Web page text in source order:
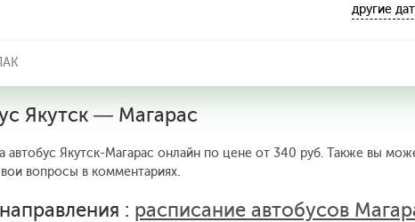
другие
Якутск — Магарас
Якутск-Магарас онлайн по цене от 340 руб. Также вы
вопросы в комментариях.
: расписание автобусов